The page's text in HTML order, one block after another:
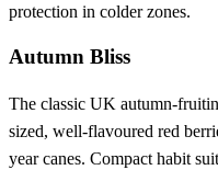
protection in colder zones.
Autumn Bliss
The classic UK autumn-
sized, well-flavoured red
year canes. Compact habit